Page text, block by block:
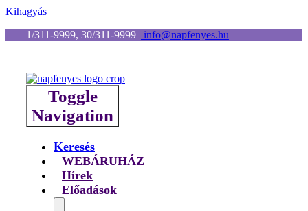
Kihagyás
1/311-9999, 30/311-9999 | info@napfenyes.hu
Toggle
Navigation
Keresés
WEBÁRUHÁZ
Hírek
Előadások